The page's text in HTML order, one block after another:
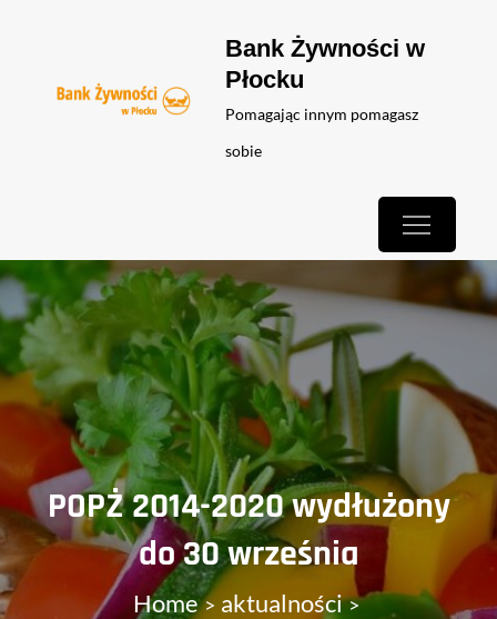
content
Bank Żywności w
Płocku
Pomagając innym pomagasz
sobie
POPŻ 2014-2020 wydłużony
do 30 września
Home
aktualności